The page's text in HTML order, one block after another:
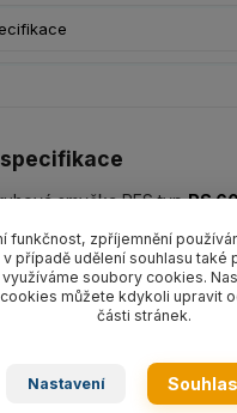
smyčka PES typRS
kgEN 1492-2
- kruhové smyčky typ
funkčnost, zpříjemnění
v případě udělení souhlasu také
soubory cookies.
můžete kdykoli upravit
části stránek.
Nastavení